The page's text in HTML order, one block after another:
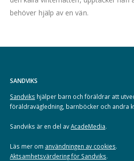
behöver hjälp av en vän.
SANDVIKS
Sandviks hjälper barn och föräldrar att
föräldravägledning, barnböcker och andra
Sandviks är en del avAcadeMedia.
Läs mer om användningen av cookies.
Aktsamhetsvärdering för Sandviks.